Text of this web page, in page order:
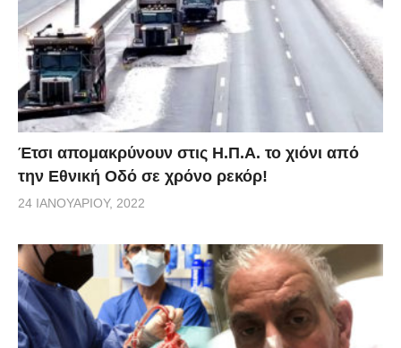
Έτσι απομακρύνουν στις Η.Π.Α. το χιόνι από
την Εθνική Οδό σε χρόνο ρεκόρ!
24 ΙΑΝΟΥΑΡΊΟΥ, 2022